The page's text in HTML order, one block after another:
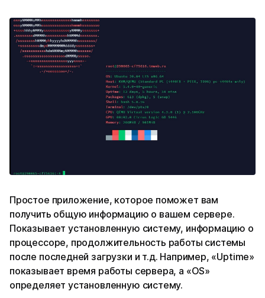
Простое приложение, которое поможет вам
получить общую информацию о вашем сервере.
Показывает установленную систему, информацию о
процессоре, продолжительность работы системы
после последней загрузки и т.д. Например, «Uptime»
показывает время работы сервера, а «OS»
определяет установленную систему.